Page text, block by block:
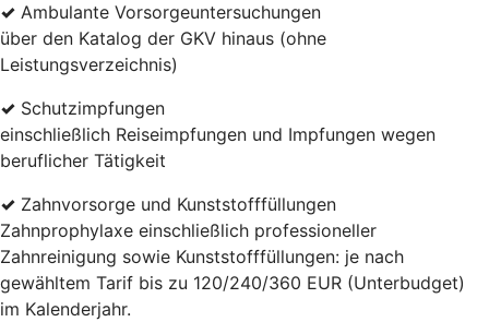
✓ Ambulante Vorsorgeuntersuchungen
über den Katalog der GKV hinaus (ohne
Leistungsverzeichnis)
✓ Schutzimpfungen
einschließlich Reiseimpfungen und Impfungen wegen
beruflicher Tätigkeit
✓ Zahnvorsorge und Kunststofffüllungen
Zahnprophylaxe einschließlich professioneller
Zahnreinigung sowie Kunststofffüllungen: je nach
gewähltem Tarif bis zu 120/240/360 EUR (Unterbudget)
im Kalenderjahr.